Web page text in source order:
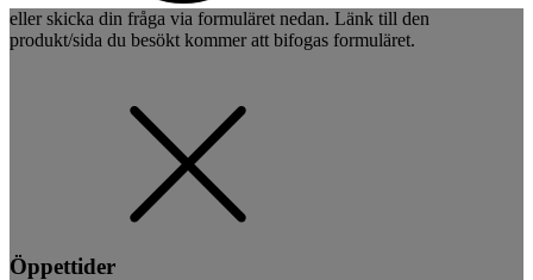
eller skicka din fråga via formuläret nedan. Länk till den
produkt/sida du besökt kommer att bifogas formuläret.
Öppettider